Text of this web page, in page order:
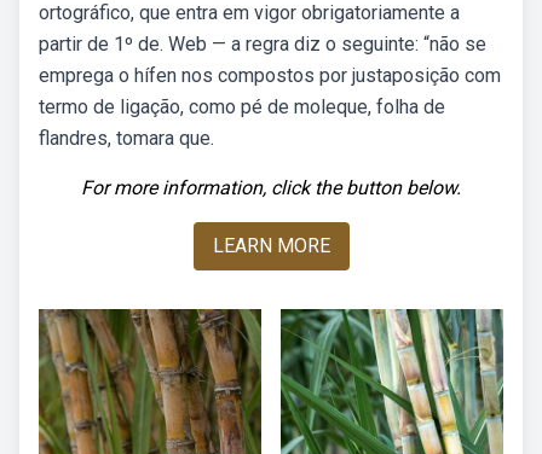
ortográfico, que entra em vigor obrigatoriamente a
partir de 1º de. Web — a regra diz o seguinte: “não se
emprega o hífen nos compostos por justaposição com
termo de ligação, como pé de moleque, folha de
flandres, tomara que.
For more information, click the button below.
LEARN MORE